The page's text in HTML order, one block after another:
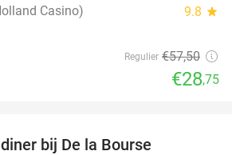
Casino) 9.8 star
Regulier €57,50
€28,75
bij De la Bourse